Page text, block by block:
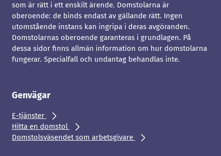
som är rätt i ett enskilt ärende. Domstolarna är
oberoende: de binds endast av gällande rätt. Ingen
utomstående instans kan ingripa i deras avgöranden.
Domstolarnas oberoende garanteras i grundlagen. På
dessa sidor finns allmän information om hur domstolarna
fungerar. Specialfall och undantag behandlas inte.
Genvägar
E-tjänster
Hitta en domstol
Domstolsväsendet som arbetsgivare